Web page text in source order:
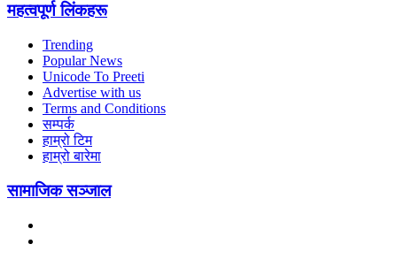
महत्वपूर्ण लिंकहरू
Trending
Popular News
Unicode To Preeti
Advertise with us
Terms and Conditions
सम्पर्क
हाम्रो टिम
हाम्रो बारेमा
सामाजिक सञ्जाल